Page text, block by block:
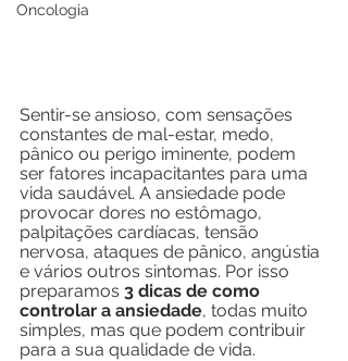
Oncologia
Sentir-se ansioso, com sensações
constantes de mal-estar, medo,
pânico ou perigo iminente, podem
ser fatores incapacitantes para uma
vida saudável. A ansiedade pode
provocar dores no estômago,
palpitações cardíacas, tensão
nervosa, ataques de pânico, angústia
e vários outros sintomas. Por isso
preparamos 3 dicas de como
controlar a ansiedade, todas muito
simples, mas que podem contribuir
para a sua qualidade de vida.